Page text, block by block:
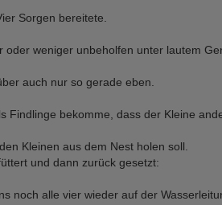
Sorgen bereitete.
weniger unbeholfen unter lautem
auch nur so gerade eben.
Findlinge bekomme, dass der Kleine
Kleinen aus dem Nest holen soll.
und dann zurück gesetzt:
noch alle vier wieder auf der